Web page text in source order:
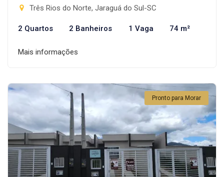
Três Rios do Norte, Jaraguá do Sul-SC
2 Quartos 2 Banheiros 1 Vaga 74 m²
Mais informações
Pronto para Morar